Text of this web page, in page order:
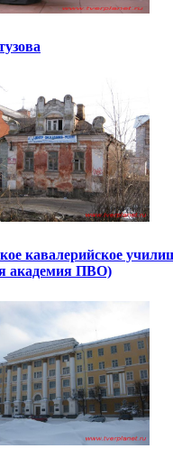
кавалерийское
академия ПВО)